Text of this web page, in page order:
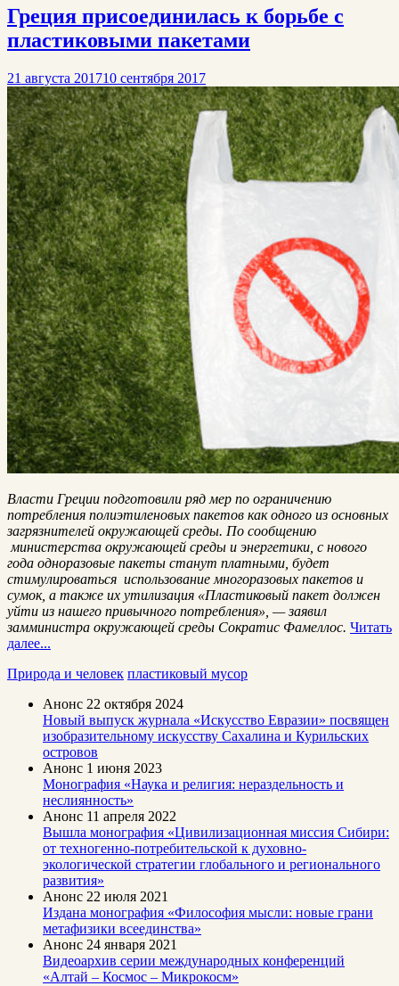
Греция присоединилась к борьбе с
пластиковыми пакетами
21 августа 201710 сентября 2017
Власти Греции подготовили ряд мер по ограничению
потребления полиэтиленовых пакетов как одного из основных
загрязнителей окружающей среды. По сообщению
министерства окружающей среды и энергетики, с нового
года одноразовые пакеты станут платными, будет
стимулироваться использование многоразовых пакетов и
сумок, а также их утилизация «Пластиковый пакет должен
уйти из нашего привычного потребления», — заявил
замминистра окружающей среды Сократис Фамеллос. Читать
далее...
Природа и человек пластиковый мусор
Анонс 22 октября 2024
Новый выпуск журнала «Искусство Евразии» посвящен
изобразительному искусству Сахалина и Курильских
островов
Анонс 1 июня 2023
Монография «Наука и религия: нераздельность и
неслиянность»
Анонс 11 апреля 2022
Вышла монография «Цивилизационная миссия Сибири:
от техногенно-потребительской к духовно-
экологической стратегии глобального и регионального
развития»
Анонс 22 июля 2021
Издана монография «Философия мысли: новые грани
метафизики всеединства»
Анонс 24 января 2021
Видеоархив серии международных конференций
«Алтай – Космос – Микрокосм»